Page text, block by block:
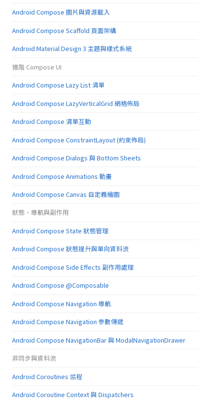
Android Compose 圖片與資源載入
Android Compose Scaffold 頁面架構
Android Material Design 3 主題與樣式系統
進階 Compose UI
Android Compose Lazy List 清單
Android Compose LazyVerticalGrid 網格佈局
Android Compose 清單互動
Android Compose ConstraintLayout (約束佈局)
Android Compose Dialogs 與 Bottom Sheets
Android Compose Animations 動畫
Android Compose Canvas 自定義繪圖
狀態、導航與副作用
Android Compose State 狀態管理
Android Compose 狀態提升與單向資料流
Android Compose Side Effects 副作用處理
Android Compose @Composable
Android Compose Navigation 導航
Android Compose Navigation 參數傳遞
Android Compose NavigationBar 與 ModalNavigationDrawer
非同步與資料流
Android Coroutines 協程
Android Coroutine Context 與 Dispatchers